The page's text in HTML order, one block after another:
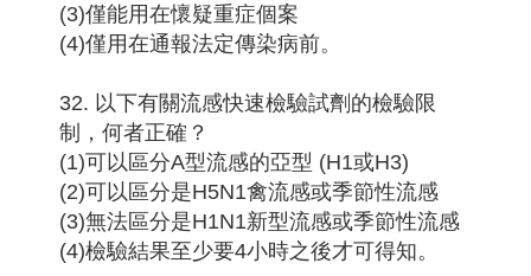
(3)僅能用在懷疑重症個案
(4)僅用在通報法定傳染病前。
32. 以下有關流感快速檢驗試劑的檢驗限
制，何者正確？
(1)可以區分A型流感的亞型 (H1或H3)
(2)可以區分是H5N1禽流感或季節性流感
(3)無法區分是H1N1新型流感或季節性流感
(4)檢驗結果至少要4小時之後才可得知。